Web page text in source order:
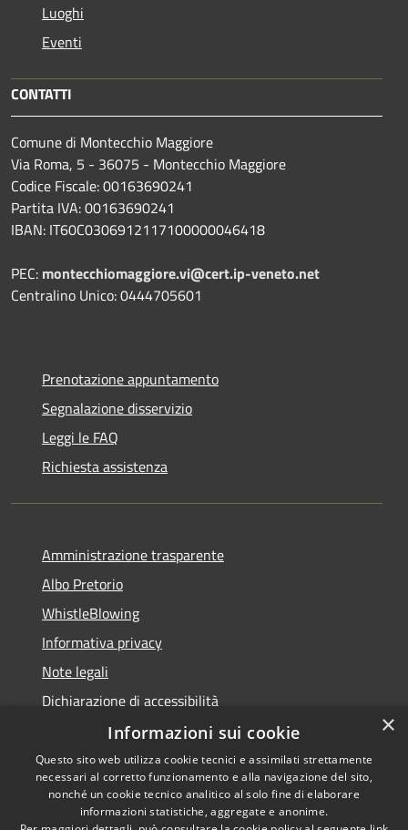
Luoghi
Eventi
CONTATTI
Comune di Montecchio Maggiore
Via Roma, 5 - 36075 - Montecchio Maggiore
Codice Fiscale: 00163690241
Partita IVA: 00163690241
IBAN: IT60C0306912117100000046418
PEC: montecchiomaggiore.vi@cert.ip-veneto.net
Centralino Unico: 0444705601
Prenotazione appuntamento
Segnalazione disservizio
Leggi le FAQ
Richiesta assistenza
Amministrazione trasparente
Albo Pretorio
WhistleBlowing
Informativa privacy
Note legali
Dichiarazione di accessibilità
Accessibilità
Copyright © 2026 • Città di
Montecchio Maggiore •
×
Informazioni sui cookie
Questo sito web utilizza cookie tecnici e assimilati strettamente
necessari al corretto funzionamento e alla navigazione del sito,
nonché un cookie tecnico analitico al solo fine di elaborare
informazioni statistiche, aggregate e anonime.